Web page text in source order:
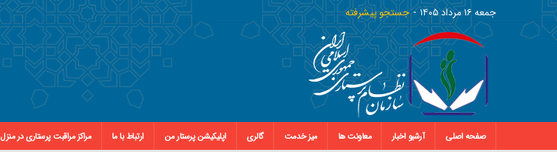
جمعه ١٦ مرداد ١٤٠٥ جستجو پیشرفته
صفحه اصلی آرشیو اخبار معاونت ها میز خدمت گالری اپلیکیشن پرستار من ارتباط با ما مراکز مراقبت پرستاری در منزل